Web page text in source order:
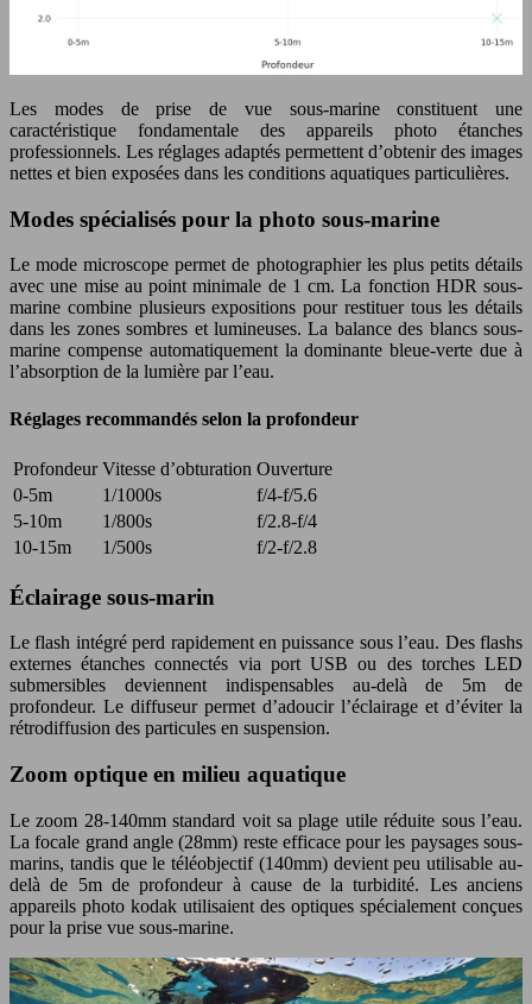
Les modes de prise de vue sous-marine constituent une
caractéristique fondamentale des appareils photo étanches
professionnels. Les réglages adaptés permettent d’obtenir des images
nettes et bien exposées dans les conditions aquatiques particulières.
Modes spécialisés pour la photo sous-marine
Le mode microscope permet de photographier les plus petits détails
avec une mise au point minimale de 1 cm. La fonction HDR sous-
marine combine plusieurs expositions pour restituer tous les détails
dans les zones sombres et lumineuses. La balance des blancs sous-
marine compense automatiquement la dominante bleue-verte due à
l’absorption de la lumière par l’eau.
Réglages recommandés selon la profondeur
Profondeur Vitesse d’obturation Ouverture
0-5m
1/1000s
f/4-f/5.6
5-10m
1/800s
f/2.8-f/4
10-15m
1/500s f/2-f/2.8
Éclairage sous-marin
Le flash intégré perd rapidement en puissance sous l’eau. Des flashs
externes étanches connectés via port USB ou des torches LED
submersibles deviennent indispensables au-delà de 5m de
profondeur. Le diffuseur permet d’adoucir l’éclairage et d’éviter la
rétrodiffusion des particules en suspension.
Zoom optique en milieu aquatique
Le zoom 28-140mm standard voit sa plage utile réduite sous l’eau.
La focale grand angle (28mm) reste efficace pour les paysages sous-
marins, tandis que le téléobjectif (140mm) devient peu utilisable au-
delà de 5m de profondeur à cause de la turbidité. Les anciens
appareils photo kodak utilisaient des optiques spécialement conçues
pour la prise vue sous-marine.